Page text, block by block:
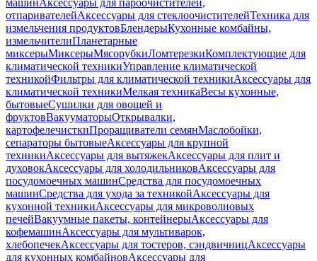
машинАксессуары для пароочистителей,
отпаривателейАксессуары для стеклоочистителейТехника для
измельчения продуктовБлендерыКухонные комбайны,
измельчителиПланетарные
миксерыМиксерыМясорубкиЛомтерезкиКомплектующие для
климатической техникиУправление климатической
техникойФильтры для климатической техникиАксессуары для
климатической техникиМелкая техникаВесы кухонные,
бытовыеСушилки для овощей и
фруктовВакууматорыОткрывалки,
картофелечисткиПроращиватели семянМаслобойки,
сепараторы бытовыеАксессуары для крупной
техникиАксессуары для вытяжекАксессуары для плит и
духовокАксессуары для холодильниковАксессуары для
посудомоечных машинСредства для посудомоечных
машинСредства для ухода за техникойАксессуары для
кухонной техникиАксессуары для микроволновых
печейВакуумные пакеты, контейнерыАксессуары для
кофемашинАксессуары для мультиварок,
хлебопечекАксессуары для тостеров, сэндвичницАксессуары
для кухонных комбайновАксессуары для